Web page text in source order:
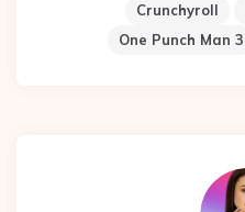
Crunchyroll
One Punch Man 3